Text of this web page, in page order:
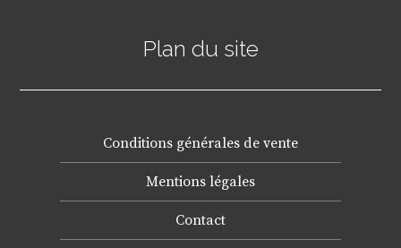
Plan du site
Conditions générales de vente
Mentions légales
Contact